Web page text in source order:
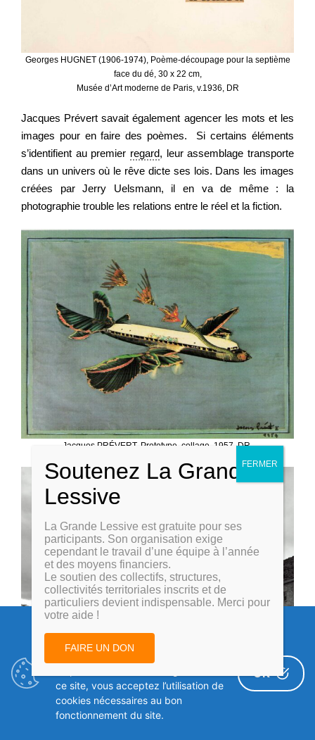
Georges HUGNET (1906-1974), Poème-découpage pour la septième
face du dé, 30 x 22 cm,
Musée d’Art moderne de Paris, v.1936, DR
Jacques Prévert savait également agencer les mots et les
images pour en faire des poèmes. Si certains éléments
s’identifient au premier regard, leur assemblage transporte
dans un univers où le rêve dicte ses lois. Dans les images
créées par Jerry Uelsmann, il en va de même : la
photographie trouble les relations entre le réel et la fiction.
Jacques PRÉVERT, Prototype, collage, 1957, DR.
La Grande Lessive est gratuite pour ses
participants. Son organisation exige
cependant le travail d’une équipe à l’année
et des moyens financiers.
Le soutien des collectifs, structures,
collectivités territoriales inscrits et de
particuliers devient indispensable. Merci pour
votre aide !
FAIRE UN DON
Politiques d'utilisation des
cookies
ce site, vous acceptez l’utilisation de
cookies nécessaires au bon
fonctionnement du site.
OK